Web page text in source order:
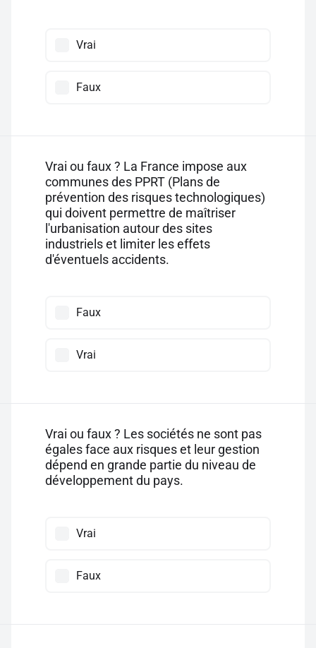
Vrai
Faux
Vrai ou faux ? La France impose aux
communes des PPRT (Plans de
prévention des risques technologiques)
qui doivent permettre de maîtriser
l'urbanisation autour des sites
industriels et limiter les effets
d'éventuels accidents.
Faux
Vrai
Vrai ou faux ? Les sociétés ne sont pas
égales face aux risques et leur gestion
dépend en grande partie du niveau de
développement du pays.
Vrai
Faux